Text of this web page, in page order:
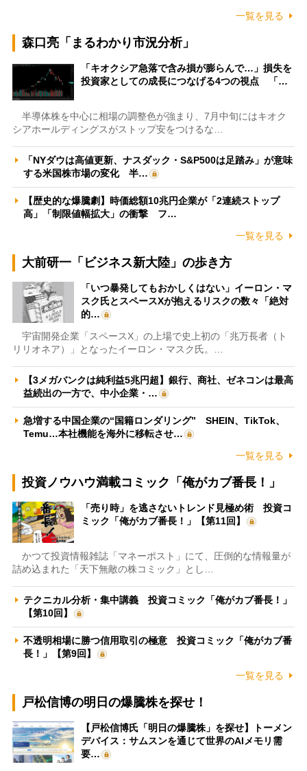
一覧を見る
森口亮「まるわかり市況分析」
「キオクシア急落で含み損が膨らんで…」損失を
投資家としての成長につなげる4つの視点 「…
半導体株を中心に相場の調整色が強まり、7月中旬にはキオク
シアホールディングスがストップ安をつけるな…
「NYダウは高値更新、ナスダック・S&P500は足踏み」が意味
する米国株市場の変化 半…
【歴史的な爆騰劇】時価総額10兆円企業が「2連続ストップ
高」「制限値幅拡大」の衝撃 フ…
一覧を見る
大前研一「ビジネス新大陸」の歩き方
「いつ暴発してもおかしくはない」イーロン・マ
スク氏とスペースXが抱えるリスクの数々「絶対
的…
宇宙開発企業「スペースX」の上場で史上初の「兆万長者（ト
リリオネア）」となったイーロン・マスク氏。…
【3メガバンクは純利益5兆円超】銀行、商社、ゼネコンは最高
益続出の一方で、中小企業・…
急増する中国企業の“国籍ロンダリング” SHEIN、TikTok、
Temu…本社機能を海外に移転させ…
一覧を見る
投資ノウハウ満載コミック「俺がカブ番長！」
「売り時」を逃さないトレンド見極め術 投資コ
ミック「俺がカブ番長！」【第11回】
かつて投資情報雑誌「マネーポスト」にて、圧倒的な情報量が
詰め込まれた「天下無敵の株コミック」とし…
テクニカル分析・集中講義 投資コミック「俺がカブ番長！」
【第10回】
不透明相場に勝つ信用取引の極意 投資コミック「俺がカブ番
長！」【第9回】
一覧を見る
戸松信博の明日の爆騰株を探せ！
【戸松信博氏「明日の爆騰株」を探せ】トーメン
デバイス：サムスンを通じて世界のAIメモリ需
要…